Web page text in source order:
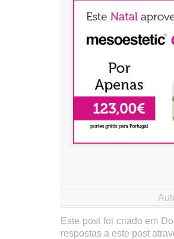
Este post foi criado em
respostas a este post